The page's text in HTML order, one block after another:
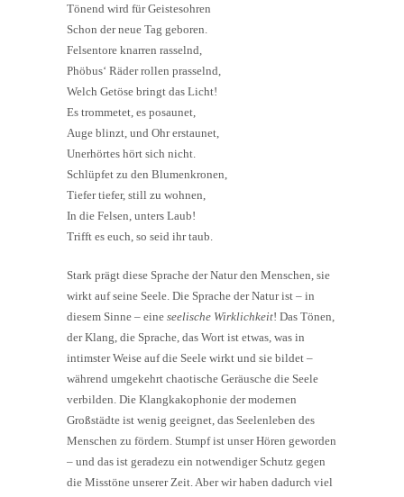
Tönend wird für Geistesohren
Schon der neue Tag geboren.
Felsentore knarren rasselnd,
Phöbus‘ Räder rollen prasselnd,
Welch Getöse bringt das Licht!
Es trommetet, es posaunet,
Auge blinzt, und Ohr erstaunet,
Unerhörtes hört sich nicht.
Schlüpfet zu den Blumenkronen,
Tiefer tiefer, still zu wohnen,
In die Felsen, unters Laub!
Trifft es euch, so seid ihr taub.
Stark prägt diese Sprache der Natur den Menschen, sie
wirkt auf seine Seele. Die Sprache der Natur ist – in
diesem Sinne – eine seelische Wirklichkeit! Das Tönen,
der Klang, die Sprache, das Wort ist etwas, was in
intimster Weise auf die Seele wirkt und sie bildet –
während umgekehrt chaotische Geräusche die Seele
verbilden. Die Klangkakophonie der modernen
Großstädte ist wenig geeignet, das Seelenleben des
Menschen zu fördern. Stumpf ist unser Hören geworden
– und das ist geradezu ein notwendiger Schutz gegen
die Misstöne unserer Zeit. Aber wir haben dadurch viel